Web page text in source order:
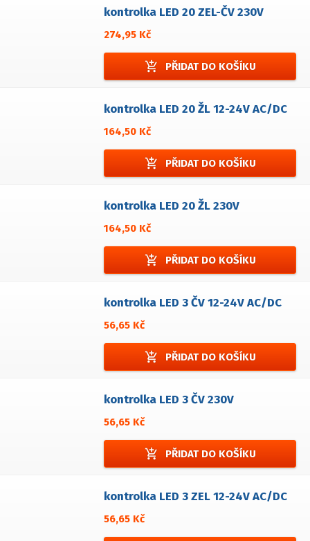
kontrolka LED 20 ZEL-ČV 230V
274,95 Kč
add_shopping_cart PŘIDAT DO KOŠÍKU
kontrolka LED 20 ŽL 12-24V AC/DC
164,50 Kč
add_shopping_cart PŘIDAT DO KOŠÍKU
kontrolka LED 20 ŽL 230V
164,50 Kč
add_shopping_cart PŘIDAT DO KOŠÍKU
kontrolka LED 3 ČV 12-24V AC/DC
56,65 Kč
add_shopping_cart PŘIDAT DO KOŠÍKU
kontrolka LED 3 ČV 230V
56,65 Kč
add_shopping_cart PŘIDAT DO KOŠÍKU
kontrolka LED 3 ZEL 12-24V AC/DC
56,65 Kč